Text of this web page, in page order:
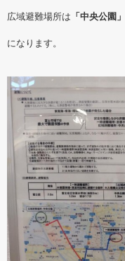
広域避難場所は 「中央公園」
になります。